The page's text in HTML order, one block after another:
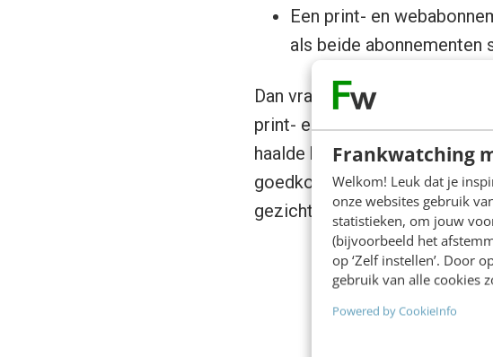
Frankwatching
Welkom! Leuk dat je
onze websites gebruik
statistieken, om jouw
(bijvoorbeeld het
op ‘Zelf instellen’. Door
gebruik van alle cookies
Powered by CookieInfo
Een print- en
als beide abonnementen
Dan vraag je jezelf
print- en webabonnement is
haalde het lelijke broertje uit
goedkopere web only optie
gezicht overbodige optie